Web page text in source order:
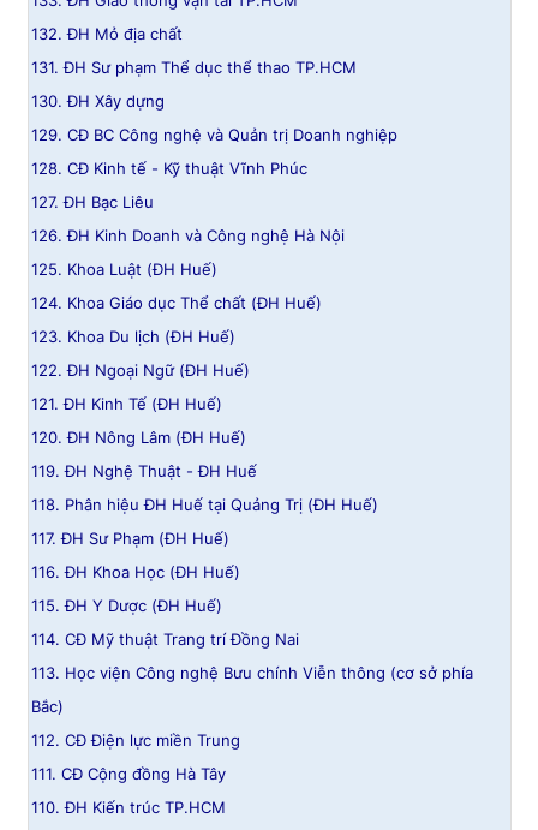
132. ĐH Mỏ địa chất
131. ĐH Sư phạm Thể dục thể thao TP.HCM
130. ĐH Xây dựng
129. CĐ BC Công nghệ và Quản trị Doanh nghiệp
128. CĐ Kinh tế - Kỹ thuật Vĩnh Phúc
127. ĐH Bạc Liêu
126. ĐH Kinh Doanh và Công nghệ Hà Nội
125. Khoa Luật (ĐH Huế)
124. Khoa Giáo dục Thể chất (ĐH Huế)
123. Khoa Du lịch (ĐH Huế)
122. ĐH Ngoại Ngữ (ĐH Huế)
121. ĐH Kinh Tế (ĐH Huế)
120. ĐH Nông Lâm (ĐH Huế)
119. ĐH Nghệ Thuật - ĐH Huế
118. Phân hiệu ĐH Huế tại Quảng Trị (ĐH Huế)
117. ĐH Sư Phạm (ĐH Huế)
116. ĐH Khoa Học (ĐH Huế)
115. ĐH Y Dược (ĐH Huế)
114. CĐ Mỹ thuật Trang trí Đồng Nai
113. Học viện Công nghệ Bưu chính Viễn thông (cơ sở phía
Bắc)
112. CĐ Điện lực miền Trung
111. CĐ Cộng đồng Hà Tây
110. ĐH Kiến trúc TP.HCM